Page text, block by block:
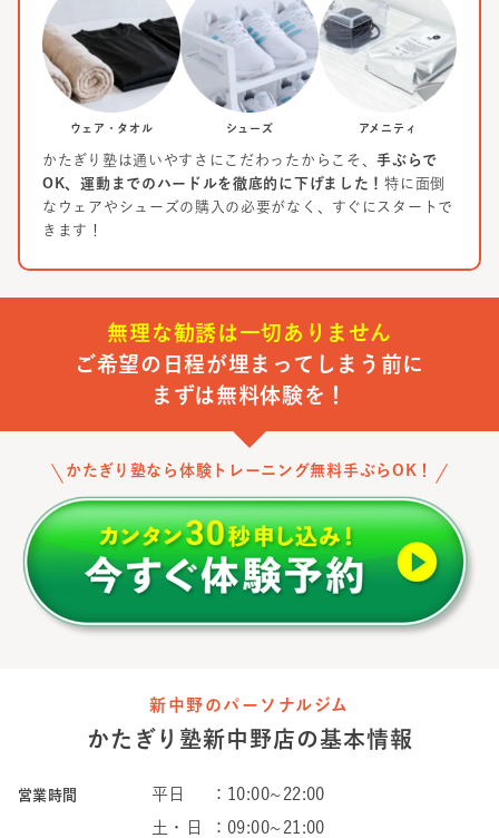
ウェア・タオル シューズ アメニティ
かたぎり塾は通いやすさにこだわったからこそ、手ぶらで
OK、運動までのハードルを徹底的に下げました！特に面倒
なウェアやシューズの購入の必要がなく、すぐにスタートで
きます！
無理な勧誘は一切ありません
ご希望の日程が埋まってしまう前に
まずは無料体験を！
かたぎり塾なら体験トレーニング無料手ぶらOK！
新中野のパーソナルジム
かたぎり塾新中野店 の基本情報
営業時間 平日 ： 10:00~22:00
土・日
： 09:00~21:00